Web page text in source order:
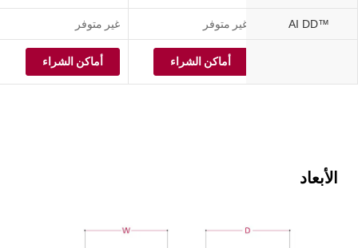
™AI DD غير متوفر غير متوفر
أماكن الشراء أماكن الشراء
الأبعاد